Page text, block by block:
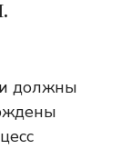
должны